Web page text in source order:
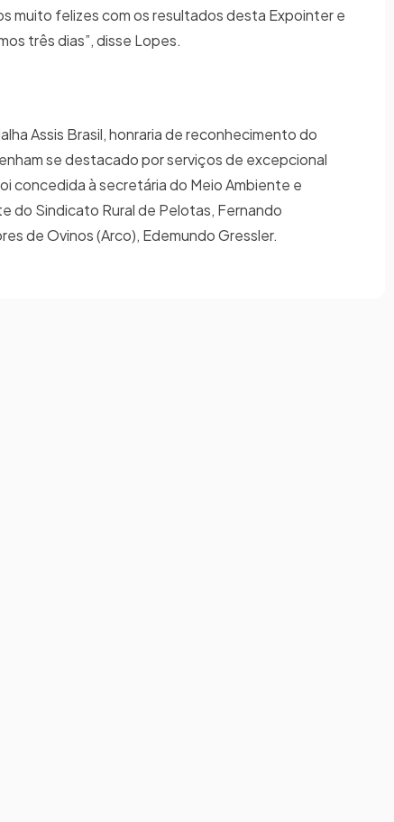
muito felizes com os resultados desta Expointer e
três dias”, disse Lopes.
Assis Brasil, honraria de reconhecimento do
se destacado por serviços de excepcional
concedida à secretária do Meio Ambiente e
do Sindicato Rural de Pelotas, Fernando
de Ovinos (Arco), Edemundo Gressler.